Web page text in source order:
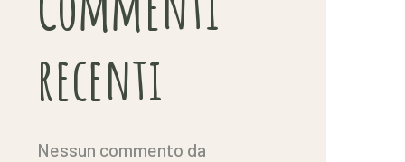
recenti
Nessun commento da